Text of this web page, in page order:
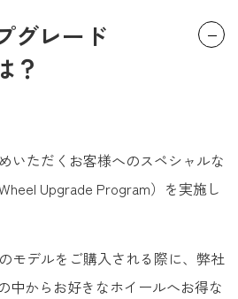
グレード
？
いただくお客様へのスペシャルな
Upgrade Program）を実施し
モデルをご購入される際に、弊社
中からお好きなホイールへお得な